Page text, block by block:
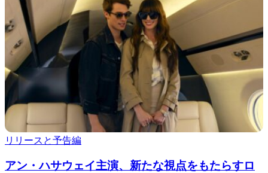
リリースと予告編
アン・ハサウェイ主演、新たな視点をもたらすロ